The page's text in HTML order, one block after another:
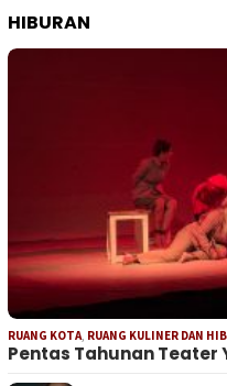
HIBURAN
RUANG KOTA, RUANG KULINER DAN
Pentas Tahunan Teater